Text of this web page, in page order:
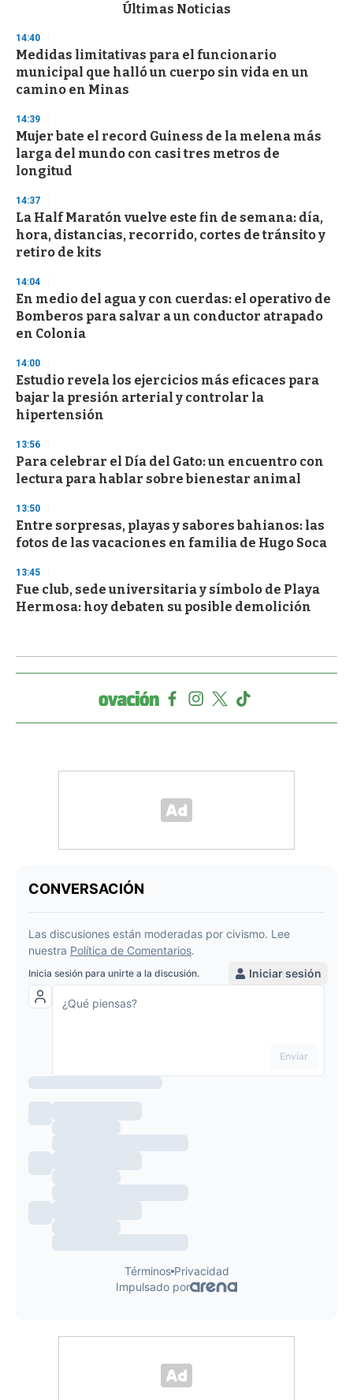
d
s
o
f
3
s
e
c
o
n
Últimas Noticias
14:40
Medidas limitativas para el funcionario
municipal que halló un cuerpo sin vida en un
camino en Minas
14:39
Mujer bate el record Guiness de la melena más
larga del mundo con casi tres metros de
longitud
14:37
La Half Maratón vuelve este fin de semana: día,
hora, distancias, recorrido, cortes de tránsito y
retiro de kits
14:04
En medio del agua y con cuerdas: el operativo de
Bomberos para salvar a un conductor atrapado
en Colonia
14:00
Estudio revela los ejercicios más eficaces para
bajar la presión arterial y controlar la
hipertensión
13:56
Para celebrar el Día del Gato: un encuentro con
lectura para hablar sobre bienestar animal
13:50
Entre sorpresas, playas y sabores bahianos: las
fotos de las vacaciones en familia de Hugo Soca
13:45
Fue club, sede universitaria y símbolo de Playa
Hermosa: hoy debaten su posible demolición